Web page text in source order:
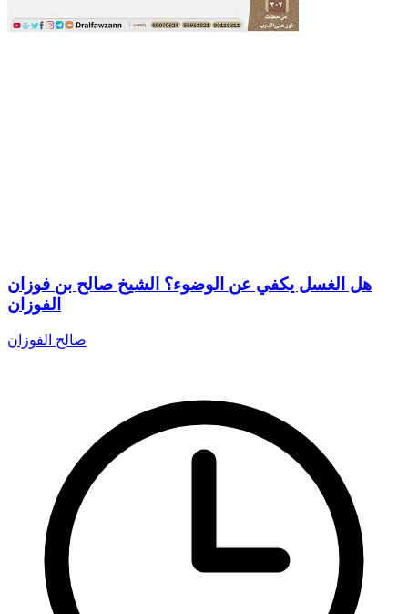
هل الغسل يكفي عن الوضوء؟ الشيخ صالح بن فوزان
الفوزان
صالح الفوزان